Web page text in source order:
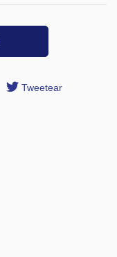
Tweetear